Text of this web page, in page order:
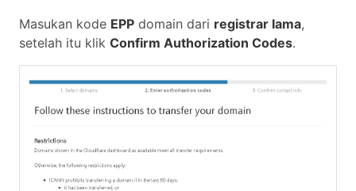
Masukan kode EPP domain dari registrar lama,
setelah itu klik Confirm Authorization Codes.